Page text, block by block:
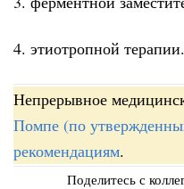
4. этиотропной терапии.
Непрерывное
Помпе (по
рекомендациям.
Поделитесь с